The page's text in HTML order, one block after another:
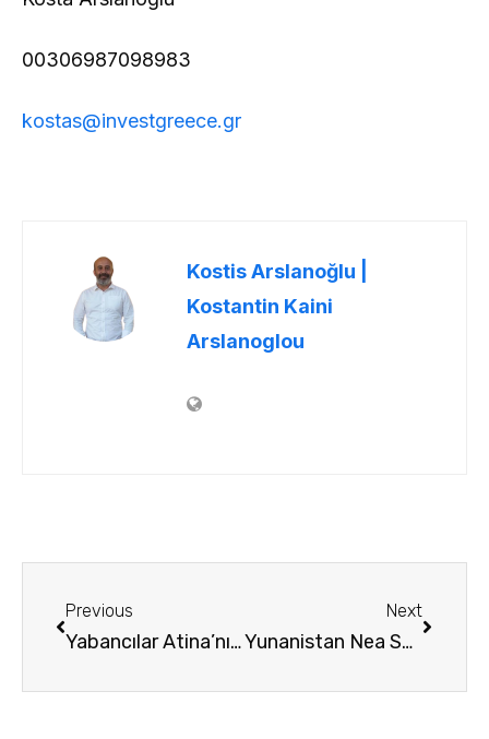
00306987098983
kostas@investgreece.gr
Kostis Arslanoğlu |
Kostantin Kaini
Arslanoglou
Previous
Yabancılar Atina’nın hangi semtlerinden ev alıyor
Next
Yunanistan Nea Smirni Satılık Daire July 2021